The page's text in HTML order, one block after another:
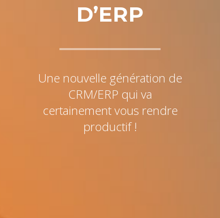
D’ERP
Une nouvelle génération de
CRM/ERP qui va
certainement vous rendre
productif !